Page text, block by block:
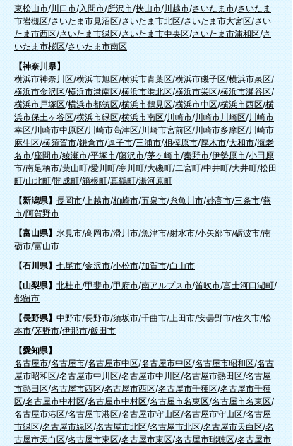
東松山市/川口市/入間市/所沢市/挟山市/川越市/さいたま市/さいたま
市岩槻区/さいたま市見沼区/さいたま市北区/さいたま市大宮区/さい
たま市西区/さいたま市緑区/さいたま市中央区/さいたま市浦和区/さ
いたま市桜区/さいたま市南区
【神奈川県】
横浜市神奈川区/横浜市旭区/横浜市青葉区/横浜市磯子区/横浜市泉区/
横浜市金沢区/横浜市港南区/横浜市港北区/横浜市栄区/横浜市瀬谷区/
横浜市戸塚区/横浜市都筑区/横浜市鶴見区/横浜市中区/横浜市西区/横
浜市保土ヶ谷区/横浜市緑区/横浜市南区/川崎市/川崎市川崎区/川崎市
幸区/川崎市中原区/川崎市高津区/川崎市宮前区/川崎市多摩区/川崎市
麻生区/横須賀市/鎌倉市/逗子市/三浦市/相模原市/厚木市/大和市/海老
名市/座間市/綾瀬市/平塚市/藤沢市/茅ヶ崎市/秦野市/伊勢原市/小田原
市/南足柄市/葉山町/愛川町/寒川町/大磯町/二宮町/中井町/大井町/松田
町/山北町/開成町/箱根町/真鶴町/湯河原町
【新潟県】 長岡市/上越市/柏崎市/五泉市/糸魚川市/妙高市/三条市/燕
市/阿賀野市
【富山県】 氷見市/高岡市/滑川市/魚津市/射水市/小矢部市/砺波市/南
砺市/富山市
【石川県】 七尾市/金沢市/小松市/加賀市/白山市
【山梨県】 北杜市/甲斐市/甲府市/南アルプス市/笛吹市/富士河口湖町/
都留市
【長野県】 中野市/長野市/須坂市/千曲市/上田市/安曇野市/佐久市/松
本市/茅野市/伊那市/飯田市
【愛知県】
名古屋市/名古屋市/名古屋市中区/名古屋市中区/名古屋市昭和区/名古
屋市昭和区/名古屋市中川区/名古屋市中川区/名古屋市熱田区/名古屋
市熱田区/名古屋市西区/名古屋市西区/名古屋市千種区/名古屋市千種
区/名古屋市中村区/名古屋市中村区/名古屋市名東区/名古屋市名東区/
名古屋市港区/名古屋市港区/名古屋市守山区/名古屋市守山区/名古屋
市緑区/名古屋市緑区/名古屋市北区/名古屋市北区/名古屋市天白区/名
古屋市天白区/名古屋市東区/名古屋市東区/名古屋市瑞穂区/名古屋市